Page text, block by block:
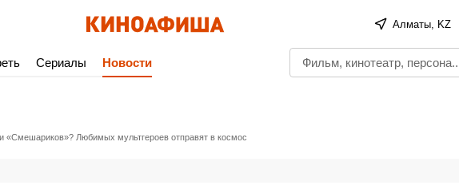
Алматы, KZ
Сериалы Новости
«Смешариков»? Любимых мультгероев отправят в космос